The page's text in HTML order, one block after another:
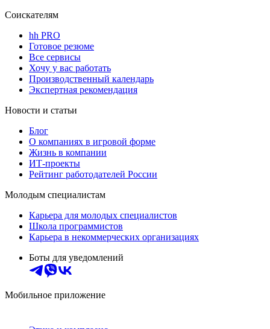
Соискателям
hh PRO
Готовое резюме
Все сервисы
Хочу у вас работать
Производственный календарь
Экспертная рекомендация
Новости и статьи
Блог
О компаниях в игровой форме
Жизнь в компании
ИТ-проекты
Рейтинг работодателей России
Молодым специалистам
Карьера для молодых специалистов
Школа программистов
Карьера в некоммерческих организациях
Боты для уведомлений
Мобильное приложение